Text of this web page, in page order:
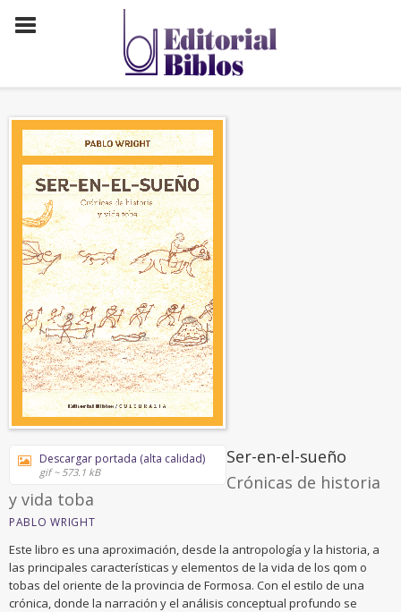
Descargar portada (alta calidad)
gif ~ 573.1 kB
Ser-en-el-sueño
Crónicas de historia
y vida toba
PABLO WRIGHT
Este libro es una aproximación, desde la antropología y la historia, a
las principales características y elementos de la vida de los qom o
tobas del oriente de la provincia de Formosa. Con el estilo de una
crónica, donde la narración y el análisis conceptual profundo se